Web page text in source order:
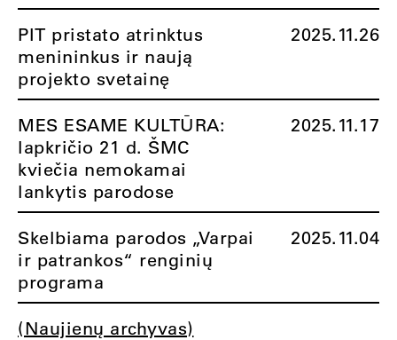
PIT pristato atrinktus
menininkus ir naują
projekto svetainę
2025.11.26
MES ESAME KULTŪRA:
lapkričio 21 d. ŠMC
kviečia nemokamai
lankytis parodose
2025.11.17
Skelbiama parodos „Varpai
ir patrankos“ renginių
programa
2025.11.04
(Naujienų archyvas)